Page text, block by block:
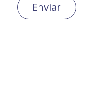
Enviar